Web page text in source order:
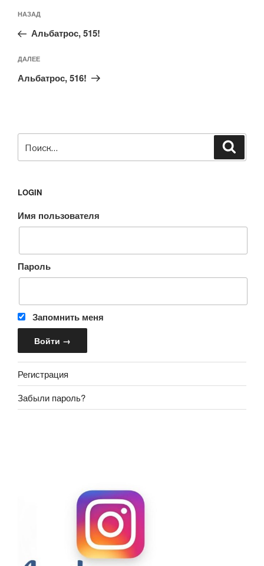
по
записям
Предыдущая
запись:
НАЗАД
Альбатрос, 515!
Следующая
запись
ДАЛЕЕ
Альбатрос, 516!
LOGIN
Имя пользователя
Пароль
Запомнить меня
Регистрация
Забыли пароль?